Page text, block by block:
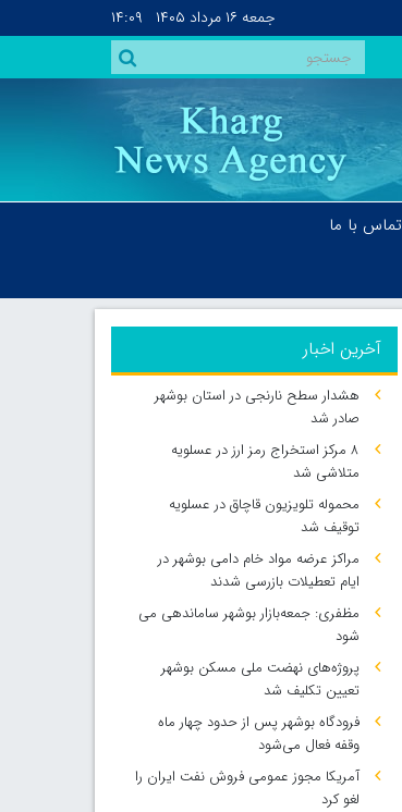
جمعه ۱۶ مرداد ۱۴۰۵ ۱۴:۰۹
تماس با ما
آخرین اخبار
هشدار سطح نارنجی در استان بوشهر
صادر شد
۸ مرکز استخراج رمز ارز در عسلویه
متلاشی شد
محموله تلویزیون قاچاق در عسلویه
توقیف شد
مراکز عرضه مواد خام دامی بوشهر در
ایام تعطیلات بازرسی شدند
مظفری: جمعه‌بازار بوشهر ساماندهی می‌
شود
پروژه‌های نهضت ملی مسکن بوشهر
تعیین تکلیف شد
فرودگاه بوشهر پس از حدود چهار ماه
وقفه فعال می‌شود
آمریکا مجوز عمومی فروش نفت ایران را
لغو کرد